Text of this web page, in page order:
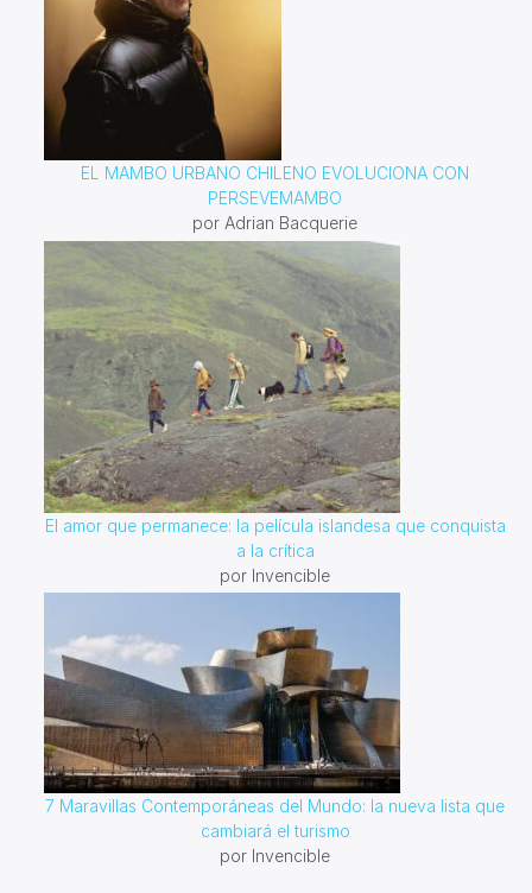
EL MAMBO URBANO CHILENO EVOLUCIONA CON
PERSEVEMAMBO
por Adrian Bacquerie
El amor que permanece: la película islandesa que conquista
a la crítica
por Invencible
7 Maravillas Contemporáneas del Mundo: la nueva lista que
cambiará el turismo
por Invencible